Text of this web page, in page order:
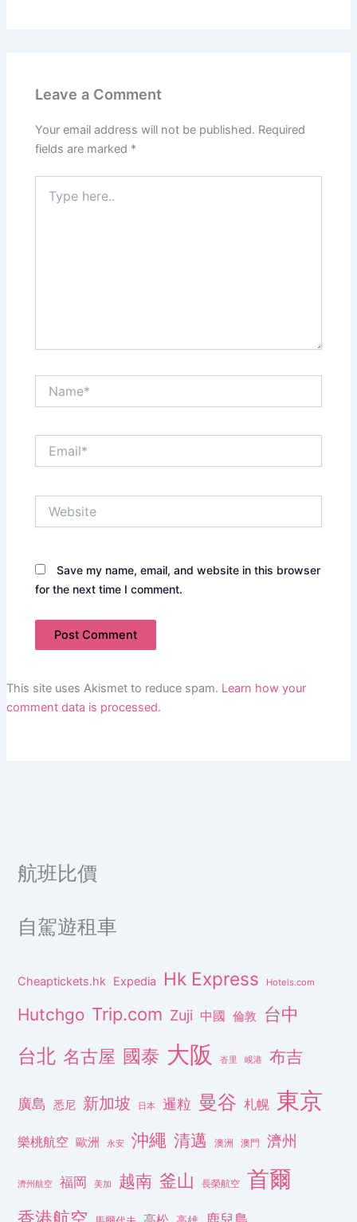
Leave a Comment
Your email address will not be published. Required
fields are marked *
here..
Save my name, email, and website in this browser
for the next time I comment.
This site uses Akismet to reduce spam. Learn how your
comment data is processed.
航班比價
自駕遊租車
Cheaptickets.hk Expedia Hk Express Hotels.com
Hutchgo Trip.com Zuji 中國 倫敦 台中
台北 名古屋 國泰 大阪 峇里 峴港 布吉
廣島 悉尼 新加坡 日本 暹粒 曼谷 札幌 東京
樂桃航空 歐洲 永安 沖繩 清邁 澳洲 澳門 濟州
濟州航空 福岡 美加 越南 釜山 長榮航空 首爾